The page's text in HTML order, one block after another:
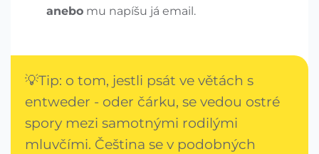
anebo mu napíšu já email.
💡Tip: o tom, jestli psát ve větách s
entweder - oder čárku, se vedou ostré
spory mezi samotnými rodilými
mluvčími. Čeština se v podobných